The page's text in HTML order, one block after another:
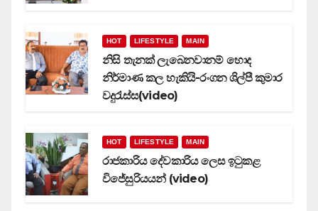
HOT LIFESTYLE MAIN
නිසි තැනක් ලැබෙනවානම් හොද
නිර්මාණ කල හැකියි-රංගන ශිල්පී කුමාර
වදුරැස්ස(video)
HOT LIFESTYLE MAIN
රාජකාරිය දේවකාරිය ලෙස ඉටුකළ
විජේසුරියයන් (video)